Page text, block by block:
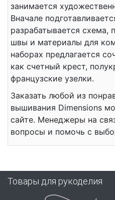
занимается
Вначале
разрабатывается схема,
швы и материалы для
наборах предлагается
как счетный крест,
французские узелки.
Заказать любой из
вышивания Dimensions
сайте. Менеджеры на
вопросы и помочь с
Товары для рукоделия